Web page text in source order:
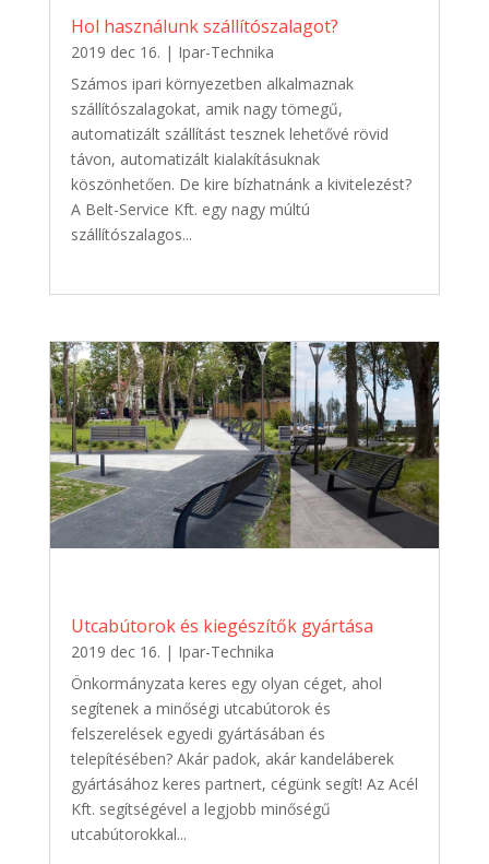
Hol használunk szállítószalagot?
2019 dec 16. | Ipar-Technika
Számos ipari környezetben alkalmaznak
szállítószalagokat, amik nagy tömegű,
automatizált szállítást tesznek lehetővé rövid
távon, automatizált kialakításuknak
köszönhetően. De kire bízhatnánk a kivitelezést?
A Belt-Service Kft. egy nagy múltú
szállítószalagos...
Utcabútorok és kiegészítők gyártása
2019 dec 16. | Ipar-Technika
Önkormányzata keres egy olyan céget, ahol
segítenek a minőségi utcabútorok és
felszerelések egyedi gyártásában és
telepítésében? Akár padok, akár kandeláberek
gyártásához keres partnert, cégünk segít! Az Acél
Kft. segítségével a legjobb minőségű
utcabútorokkal...